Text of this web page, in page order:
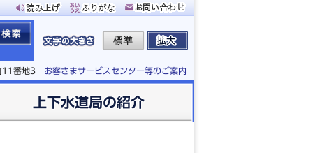
11番地3 お客さまサービスセンター等のご案内
上下水道局の紹介